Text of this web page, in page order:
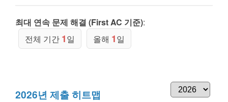
최대 연속 문제 해결 (First AC 기준):
전체 기간 1일 올해 1일
2026년 제출 히트맵